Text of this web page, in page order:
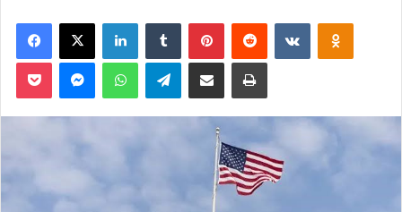
l
o
n
d
m
Telegram